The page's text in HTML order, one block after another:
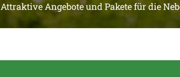
Attraktive Angebote und Pakete für die